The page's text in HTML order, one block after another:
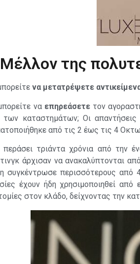
της
να μετατρέψετε
να επηρεάσετετον
των καταστημάτων; Οι
από τις 2 έως τις 4
περάσει τριάντα χρόνια από την
άρχισαν να ανακαλύπτονται
συγκέντρωσε περισσότερους
έχουν ήδη χρησιμοποιηθεί
στον κλάδο, δείχνοντας την